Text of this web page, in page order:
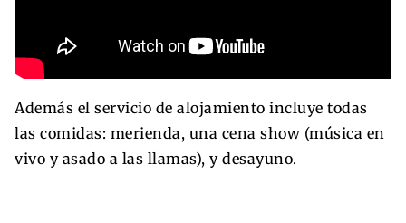
Además el servicio de alojamiento incluye todas
las comidas: merienda, una cena show (música en
vivo y asado a las llamas), y desayuno.